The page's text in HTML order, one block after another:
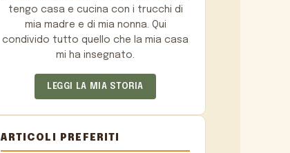
tengo casa e cucina con i trucchi di
mia madre e di mia nonna. Qui
condivido tutto quello che la mia casa
mi ha insegnato.
LEGGI LA MIA STORIA
ARTICOLI PREFERITI